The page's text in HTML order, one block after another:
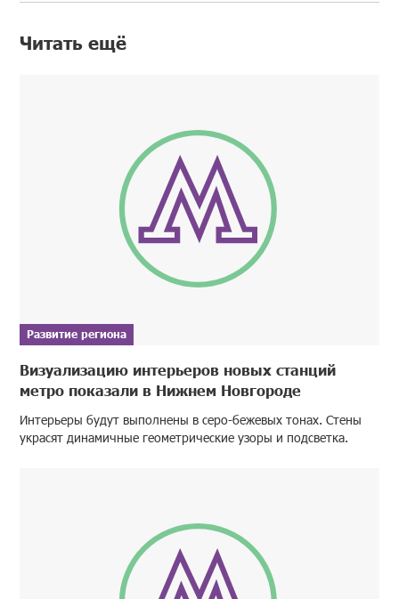
Читать ещё
Развитие региона
Визуализацию интерьеров новых станций
метро показали в Нижнем Новгороде
Интерьеры будут выполнены в серо-бежевых тонах. Стены
украсят динамичные геометрические узоры и подсветка.